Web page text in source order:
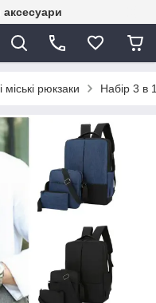
аксесуари
міські рюкзаки Набір 3 в